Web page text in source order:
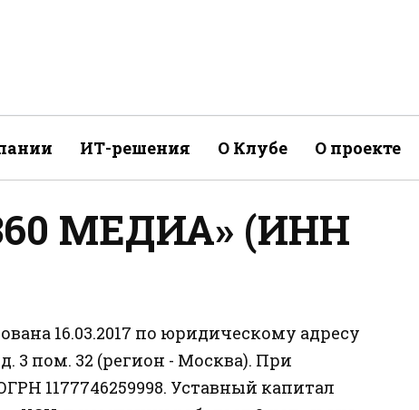
ИТ-решения О Клубе О проекте
МЕДИА» (ИНН
16.03.2017 по юридическому адресу
3 пом. 32 (регион - Москва). При
1177746259998. Уставный капитал